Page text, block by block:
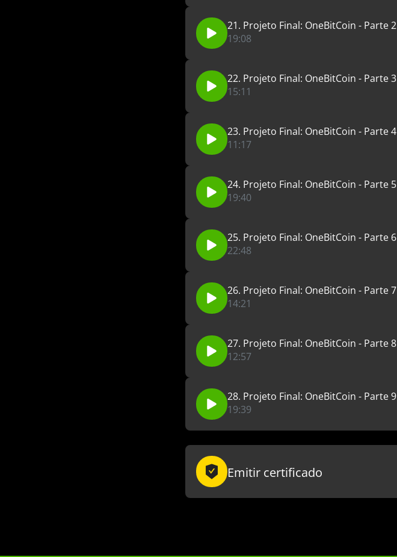
21. Projeto Final: OneBitCoin - Parte 2
19:08
22. Projeto Final: OneBitCoin - Parte 3
15:11
23. Projeto Final: OneBitCoin - Parte 4
11:17
24. Projeto Final: OneBitCoin - Parte 5
19:40
25. Projeto Final: OneBitCoin - Parte 6
22:48
26. Projeto Final: OneBitCoin - Parte 7
14:21
27. Projeto Final: OneBitCoin - Parte 8
12:57
28. Projeto Final: OneBitCoin - Parte 9
19:39
Emitir certificado